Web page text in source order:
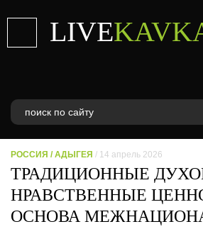
LIVE
РОССИЯ /АДЫГЕЯ / 14 апрель 2026
ТРАДИЦИОННЫЕ
НРАВСТВЕННЫЕ
ОСНОВА